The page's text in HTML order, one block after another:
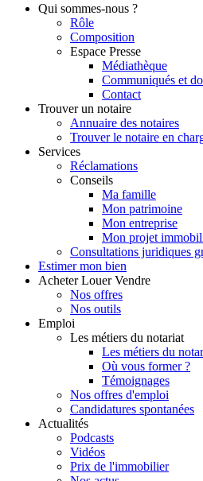
Qui sommes-nous ?
Rôle
Composition
Espace Presse
Médiathèque
Communiqués et
Contact
Trouver un notaire
Annuaire des notaires
Trouver le notaire en
Services
Réclamations
Conseils
Ma famille
Mon patrimoine
Mon entreprise
Mon projet
Consultations juridiques
Estimer mon bien
Acheter Louer Vendre
Nos offres
Nos outils
Emploi
Les métiers du notariat
Les métiers du
Où vous former ?
Témoignages
Nos offres d'emploi
Candidatures spontanées
Actualités
Podcasts
Vidéos
Prix de l'immobilier